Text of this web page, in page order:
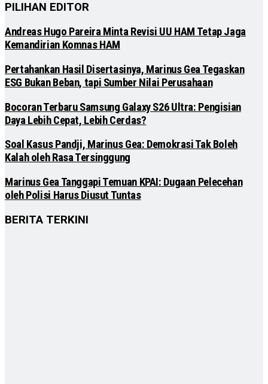
PILIHAN EDITOR
Andreas Hugo Pareira Minta Revisi UU HAM Tetap Jaga
Kemandirian Komnas HAM
Pertahankan Hasil Disertasinya, Marinus Gea Tegaskan
ESG Bukan Beban, tapi Sumber Nilai Perusahaan
Bocoran Terbaru Samsung Galaxy S26 Ultra: Pengisian
Daya Lebih Cepat, Lebih Cerdas?
Soal Kasus Pandji, Marinus Gea: Demokrasi Tak Boleh
Kalah oleh Rasa Tersinggung
Marinus Gea Tanggapi Temuan KPAI: Dugaan Pelecehan
oleh Polisi Harus Diusut Tuntas
BERITA TERKINI